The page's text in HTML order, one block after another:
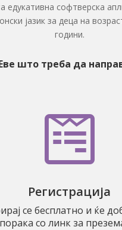
едукативна софтверска
јазик за деца на
години.
што треба да

Регистрација
се бесплатно и ќе
порака со линк за